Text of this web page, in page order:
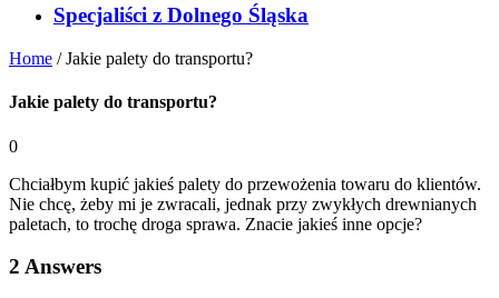
Specjaliści z Dolnego Śląska
Home /Jakie palety do transportu?
Jakie palety do transportu?
0
Chciałbym kupić jakieś palety do przewożenia towaru do klientów.
Nie chcę, żeby mi je zwracali, jednak przy zwykłych drewnianych
paletach, to trochę droga sprawa. Znacie jakieś inne opcje?
2 Answers